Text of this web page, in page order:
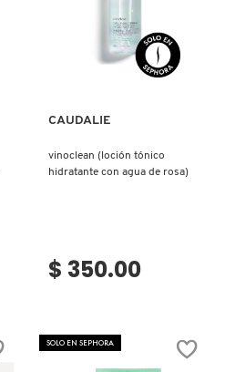
Ver más
CAUDALIE
vinoclean (loción tónico
hidratante con agua de rosa)
$ 350.00
SOLO EN SEPHORA